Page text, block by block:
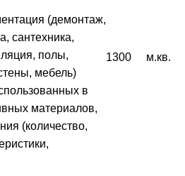
(демонтаж,
сантехника,
полы,
мебель)
в
материалов,
(количество,
1300 м.кв.